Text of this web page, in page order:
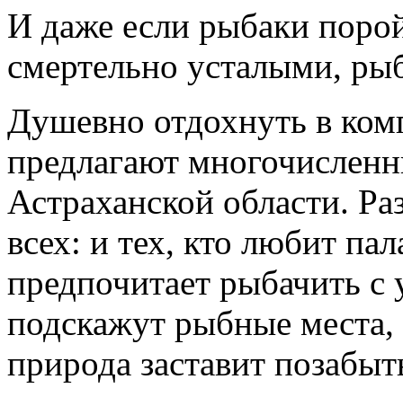
И даже если рыбаки
смертельно усталыми,
Душевно отдохнуть в
предлагают
Астраханской области.
всех: и тех, кто любит
предпочитает рыбачить
подскажут рыбные
природа заставит